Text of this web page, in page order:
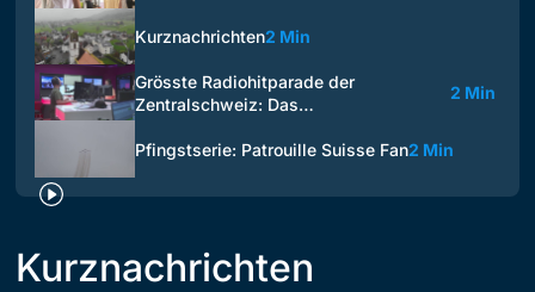
Kurznachrichten2 Min
Grösste Radiohitparade der
Zentralschweiz: Das…
2 Min
Pfingstserie: Patrouille Suisse Fan2 Min
Kurznachrichten